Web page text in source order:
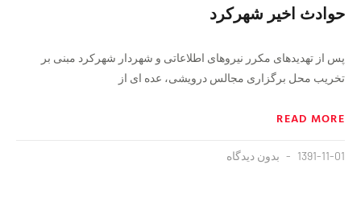
حوادث اخیر شهرکرد
پس از تهدیدهای مکرر نیروهای اطلاعاتی و شهردار شهرکرد مبنی بر
تخریب محل برگزاری مجالس درویشی، عده ای از
READ MORE
1391-11-01 بدون دیدگاه